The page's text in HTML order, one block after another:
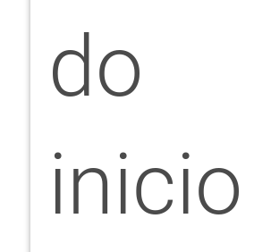
do
inicio